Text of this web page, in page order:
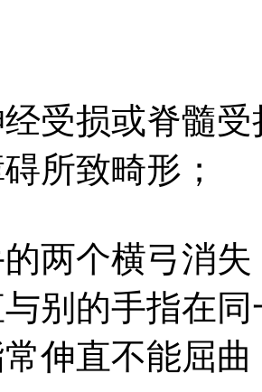
受损或脊髓
所致畸形；
两个横弓消
别的手指在
伸直不能屈